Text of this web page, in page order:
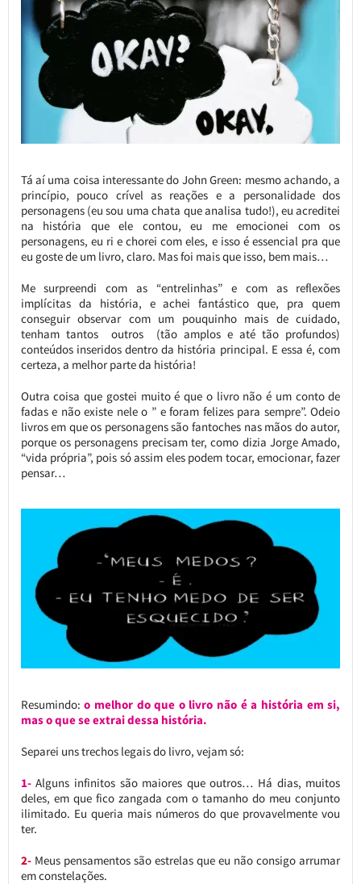
Tá aí uma coisa interessante do John Green: mesmo achando, a
princípio, pouco crível as reações e a personalidade dos
personagens (eu sou uma chata que analisa tudo!), eu acreditei
na história que ele contou, eu me emocionei com os
personagens, eu ri e chorei com eles, e isso é essencial pra que
eu goste de um livro, claro. Mas foi mais que isso, bem mais…
Me surpreendi com as “entrelinhas” e com as reflexões
implícitas da história, e achei fantástico que, pra quem
conseguir observar com um pouquinho mais de cuidado,
tenham tantos outros (tão amplos e até tão profundos)
conteúdos inseridos dentro da história principal. E essa é, com
certeza, a melhor parte da história!
Outra coisa que gostei muito é que o livro não é um conto de
fadas e não existe nele o ” e foram felizes para sempre”. Odeio
livros em que os personagens são fantoches nas mãos do autor,
porque os personagens precisam ter, como dizia Jorge Amado,
“vida própria”, pois só assim eles podem tocar, emocionar, fazer
pensar…
Resumindo: o melhor do que o livro não é a história em si,
mas o que se extrai dessa história.
Separei uns trechos legais do livro, vejam só:
1-Alguns infinitos são maiores que outros… Há dias, muitos
deles, em que fico zangada com o tamanho do meu conjunto
ilimitado. Eu queria mais números do que provavelmente vou
ter.
2- Meus pensamentos são estrelas que eu não consigo arrumar
em constelações.